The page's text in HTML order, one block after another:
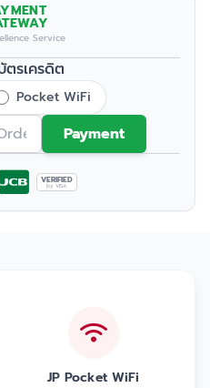
Service
ตรเครดิต
Pocket WiFi
Payment
VERIFIED
by VISA
JP Pocket WiFi